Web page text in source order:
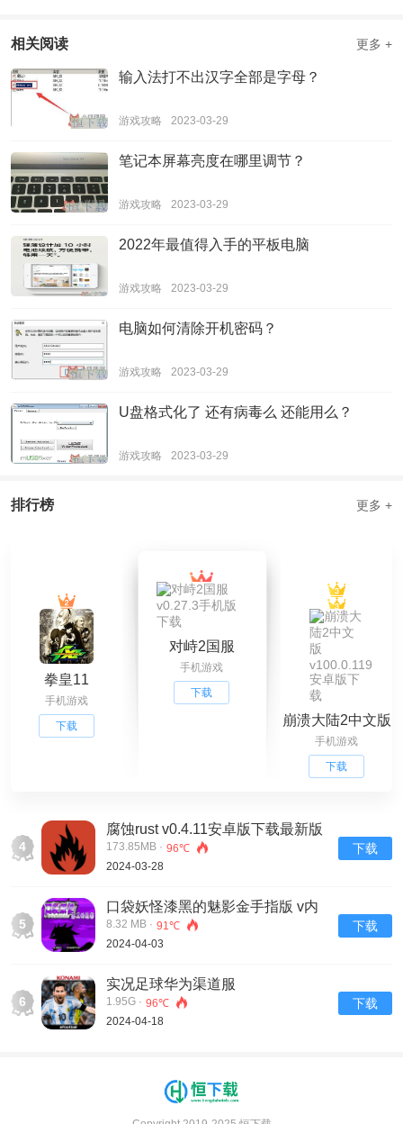
相关阅读 更多 +
输入法打不出汉字全部是字母？
游戏攻略 2023-03-29
笔记本屏幕亮度在哪里调节？
游戏攻略 2023-03-29
2022年最值得入手的平板电脑
游戏攻略 2023-03-29
电脑如何清除开机密码？
游戏攻略 2023-03-29
U盘格式化了 还有病毒么 还能用么？
游戏攻略 2023-03-29
排行榜 更多 +
拳皇11
手机游戏
下载
对峙2国服
v0.27.3手机版下
载
手机游戏
下载
崩溃大陆2中文版
v100.0.119安卓
版下载
手机游戏
下载
4
腐蚀rust v0.4.11安卓版下载最新版
173.85MB · 96℃
2024-03-28
下载
5
口袋妖怪漆黑的魅影金手指版 v内
置修改器版手游下载
8.32 MB · 91℃
2024-04-03
下载
6
实况足球华为渠道服
1.95G · 96℃
2024-04-18
下载